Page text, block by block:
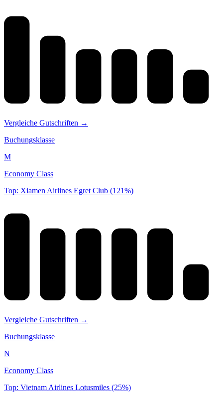
Vergleiche Gutschriften →
Buchungsklasse
M
Economy Class
Top: Xiamen Airlines Egret Club (121%)
Vergleiche Gutschriften →
Buchungsklasse
N
Economy Class
Top: Vietnam Airlines Lotusmiles (25%)